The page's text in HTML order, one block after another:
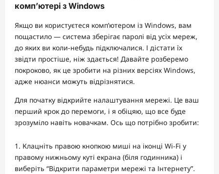
комп’ютері з Windows
Якщо ви користуєтеся комп’ютером із Windows, вам
пощастило — система зберігає паролі від усіх мереж,
до яких ви коли-небудь підключалися. І дістати їх
звідти простіше, ніж здається! Давайте розберемо
покроково, як це зробити на різних версіях Windows,
адже нюанси можуть відрізнятися.
Для початку відкрийте налаштування мережі. Це ваш
перший крок до перемоги, і я обіцяю, що все буде
зрозуміло навіть новачкам. Ось що потрібно зробити:
Клацніть правою кнопкою миші на іконці Wi-Fi у
правому нижньому куті екрана (біля годинника) і
виберіть “Відкрити параметри мережі та Інтернету”.